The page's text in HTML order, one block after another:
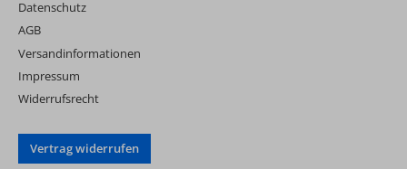
Datenschutz
AGB
Versandinformationen
Impressum
Widerrufsrecht
Vertrag widerrufen